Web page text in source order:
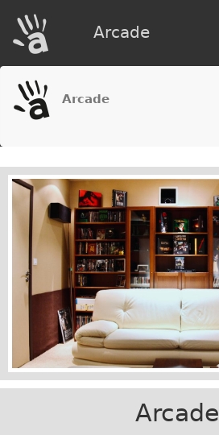
Arcade
Arcade
Arcade